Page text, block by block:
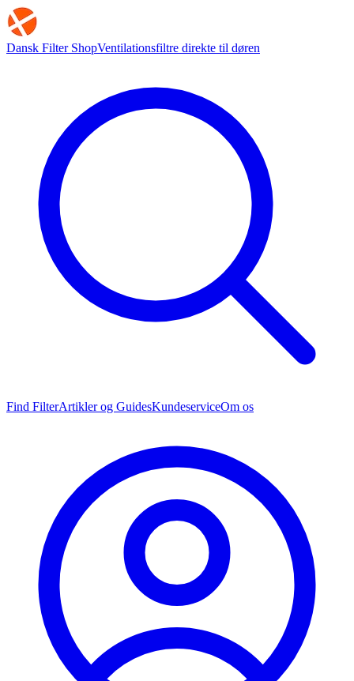
Dansk Filter ShopVentilationsfiltre direkte til døren
Find FilterArtikler og GuidesKundeserviceOm os